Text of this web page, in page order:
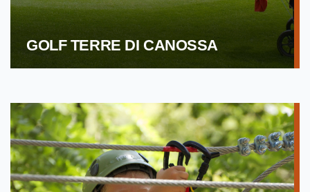
GOLF TERRE DI CANOSSA